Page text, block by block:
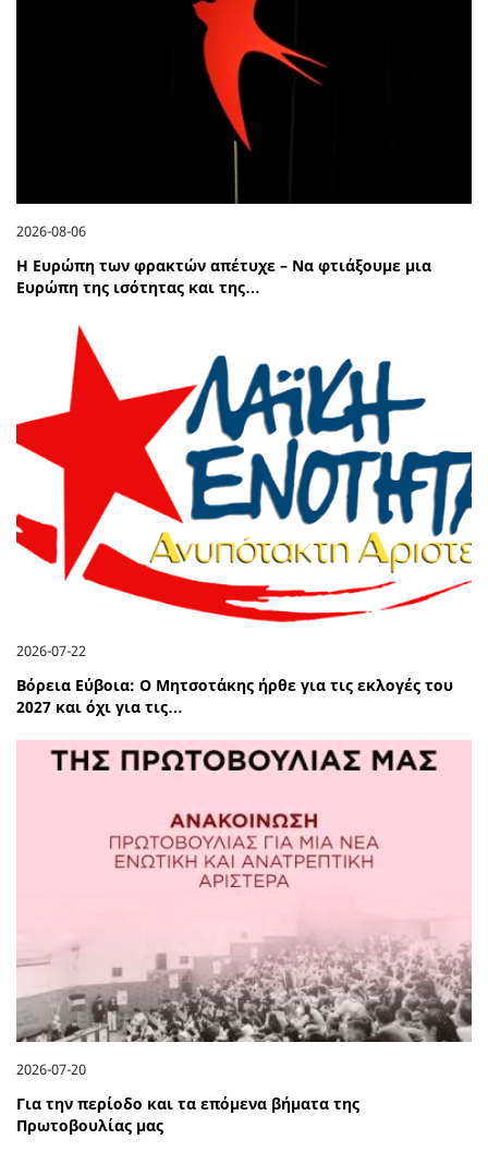
2026-08-06
Η Ευρώπη των φρακτών απέτυχε – Να φτιάξουμε μια
Ευρώπη της ισότητας και της…
2026-07-22
Βόρεια Εύβοια: Ο Μητσοτάκης ήρθε για τις εκλογές του
2027 και όχι για τις…
2026-07-20
Για την περίοδο και τα επόμενα βήματα της
Πρωτοβουλίας μας